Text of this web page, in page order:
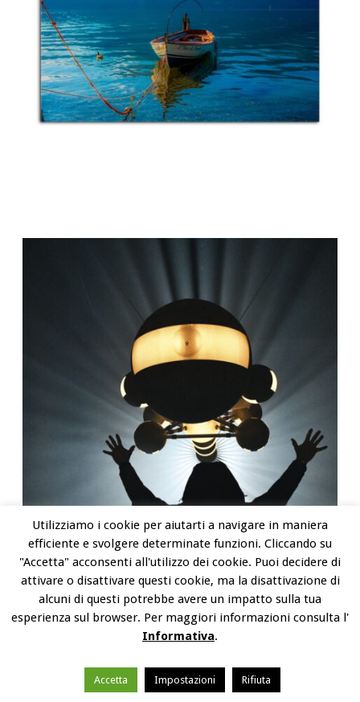
Utilizziamo i cookie per aiutarti a navigare in maniera
efficiente e svolgere determinate funzioni. Cliccando su
"Accetta" acconsenti all'utilizzo dei cookie. Puoi decidere di
attivare o disattivare questi cookie, ma la disattivazione di
alcuni di questi potrebbe avere un impatto sulla tua
esperienza sul browser. Per maggiori informazioni consulta l'
Informativa.
Accetta Impostazioni Rifiuta